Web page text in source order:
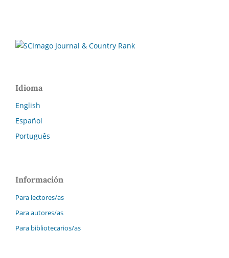
Idioma
English
Español
Português
Información
Para lectores/as
Para autores/as
Para bibliotecarios/as